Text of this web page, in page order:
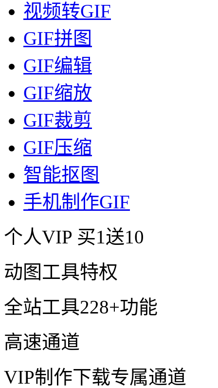
视频转GIF
GIF拼图
GIF编辑
GIF缩放
GIF裁剪
GIF压缩
智能抠图
手机制作GIF
个人VIP 买1送10
动图工具特权
全站工具228+功能
高速通道
VIP制作下载专属通道